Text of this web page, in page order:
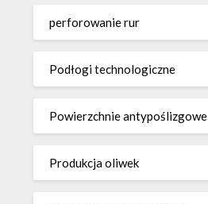
perforowanie rur
Podłogi technologiczne
Powierzchnie antypoślizgowe
Produkcja oliwek